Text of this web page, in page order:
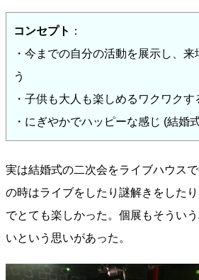
コンセプト ：
・今までの自分の活動を展示し、
う
・子供も大人も楽しめるワクワクす
・にぎやかでハッピーな感じ (結婚
実は結婚式の二次会をライブハウス
の時はライブをしたり謎解きをした
でとても楽しかった。個展もそうい
いという思いがあった。